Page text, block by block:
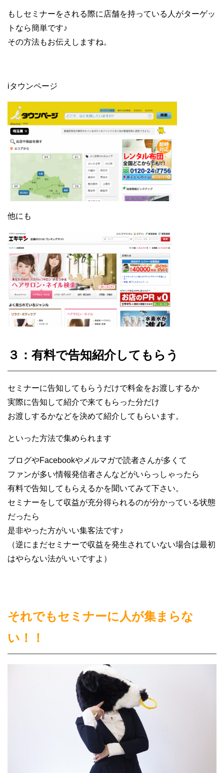
もしセミナーをされる際に店舗を持っている人がターゲッ
トなら簡単です♪
その方法もお伝えしますね。
iタウンページ
他にも
３：有料で告知紹介してもらう
セミナーに告知してもらうだけで料金をお渡しするか
実際に告知して紹介で来てもらった分だけ
お渡しするかなどを決めて紹介してもらいます。
といった方法で集められます
ブログやFacebookやメルマガで読者さんが多くて
ファンが多い情報発信者さんなどがいらっしゃったら
有料で告知してもらえるかを聞いてみて下さい。
セミナーをして収益が充分得られるのが分かっている状態
だったら
是非やった方がいい集客法です♪
（逆にまだセミナーで収益を発生されていない場合は最初
はやらない法がいいですよ）
それでもセミナーに人が集まらな
い！！